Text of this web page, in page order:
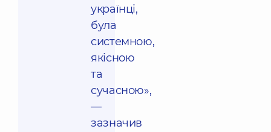
українці,
була
системною,
якісною
та
сучасною»,
—
зазначив